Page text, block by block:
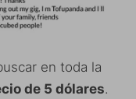
en toda la
de 5 dólares.